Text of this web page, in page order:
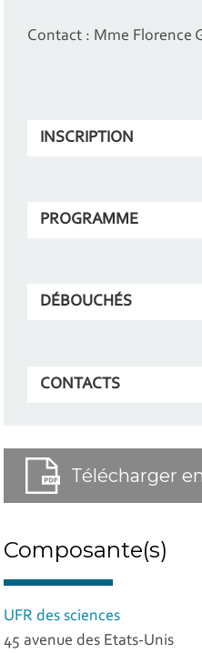
Contact : Mme Florence
INSCRIPTION
PROGRAMME
DÉBOUCHÉS
CONTACTS
Télécharger
Composante(s)
UFR des sciences
45 avenue des Etats-Unis